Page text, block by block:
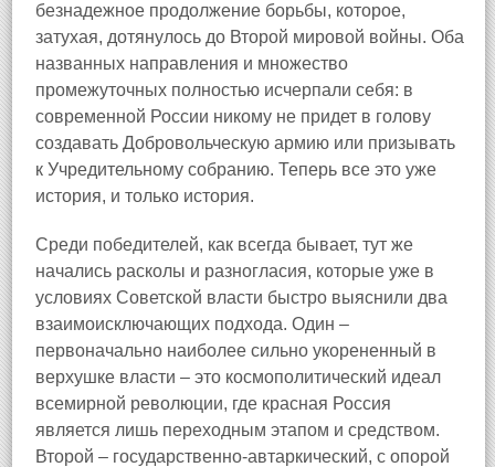
безнадежное продолжение борьбы, которое,
затухая, дотянулось до Второй мировой войны. Оба
названных направления и множество
промежуточных полностью исчерпали себя: в
современной России никому не придет в голову
создавать Добровольческую армию или призывать
к Учредительному собранию. Теперь все это уже
история, и только история.
Среди победителей, как всегда бывает, тут же
начались расколы и разногласия, которые уже в
условиях Советской власти быстро выяснили два
взаимоисключающих подхода. Один –
первоначально наиболее сильно укорененный в
верхушке власти – это космополитический идеал
всемирной революции, где красная Россия
является лишь переходным этапом и средством.
Второй – государственно‑автаркический, с опорой